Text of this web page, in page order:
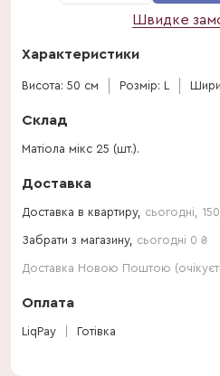
Швидке
Характеристики
Висота: 50 см Розмір: L
Склад
Матіола мікс 25 (шт.).
Доставка
Доставка в квартиру, сьогодні 150
Забрати з магазину, сьогодні 0 ₴
Доставка Новою Поштою
Оплата
LiqPay Готівка